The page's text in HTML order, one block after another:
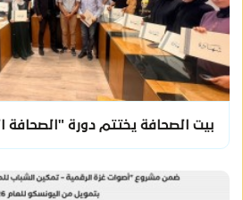
بيت الصحافة يختتم دورة "الصحافة